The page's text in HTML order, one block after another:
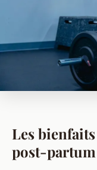
Les
post-partum